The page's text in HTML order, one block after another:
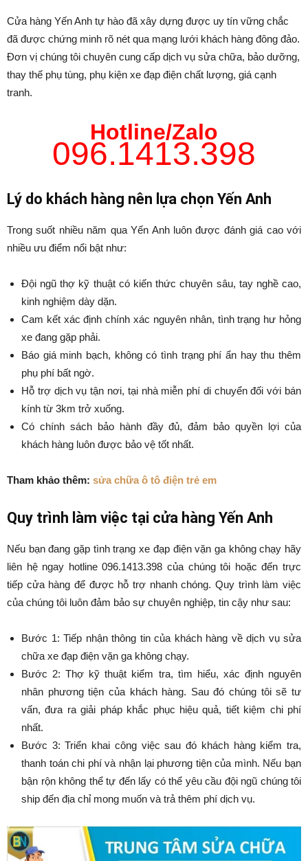
Cửa hàng Yến Anh tự hào đã xây dựng được uy tín vững chắc
đã được chứng minh rõ nét qua mạng lưới khách hàng đông đảo.
Đơn vị chúng tôi chuyên cung cấp dịch vụ sửa chữa, bảo dưỡng,
thay thế phụ tùng, phụ kiện xe đạp điện chất lượng, giá cạnh
tranh.
Hotline/Zalo
096.1413.398
Lý do khách hàng nên lựa chọn Yến Anh
Trong suốt nhiều năm qua Yến Anh luôn được đánh giá cao với
nhiều ưu điểm nổi bật như:
Đội ngũ thợ kỹ thuật có kiến thức chuyên sâu, tay nghề cao,
kinh nghiệm dày dặn.
Cam kết xác định chính xác nguyên nhân, tình trạng hư hỏng
xe đang gặp phải.
Báo giá minh bạch, không có tình trạng phí ẩn hay thu thêm
phụ phí bất ngờ.
Hỗ trợ dịch vụ tận nơi, tại nhà miễn phí di chuyển đối với bán
kính từ 3km trở xuống.
Có chính sách bảo hành đầy đủ, đảm bảo quyền lợi của
khách hàng luôn được bảo vệ tốt nhất.
Tham khảo thêm: sửa chữa ô tô điện trẻ em
Quy trình làm việc tại cửa hàng Yến Anh
Nếu bạn đang gặp tình trạng xe đạp điện vặn ga không chạy hãy
liên hệ ngay hotline 096.1413.398 của chúng tôi hoặc đến trực
tiếp cửa hàng để được hỗ trợ nhanh chóng. Quy trình làm việc
của chúng tôi luôn đảm bảo sự chuyên nghiệp, tin cậy như sau:
Bước 1: Tiếp nhận thông tin của khách hàng về dịch vụ sửa
chữa xe đạp điện vặn ga không chạy.
Bước 2: Thợ kỹ thuật kiểm tra, tìm hiểu, xác định nguyên
nhân phương tiện của khách hàng. Sau đó chúng tôi sẽ tư
vấn, đưa ra giải pháp khắc phục hiệu quả, tiết kiệm chi phí
nhất.
Bước 3: Triển khai công việc sau đó khách hàng kiểm tra,
thanh toán chi phí và nhận lại phương tiện của mình. Nếu bạn
bận rộn không thể tự đến lấy có thể yêu cầu đội ngũ chúng tôi
ship đến địa chỉ mong muốn và trả thêm phí dịch vụ.